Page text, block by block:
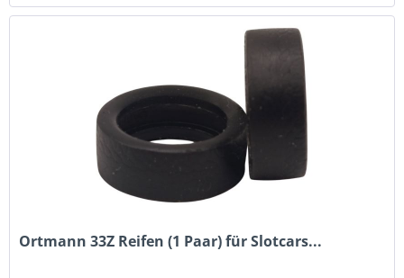
Ortmann 33Z Reifen (1 Paar) für Slotcars...